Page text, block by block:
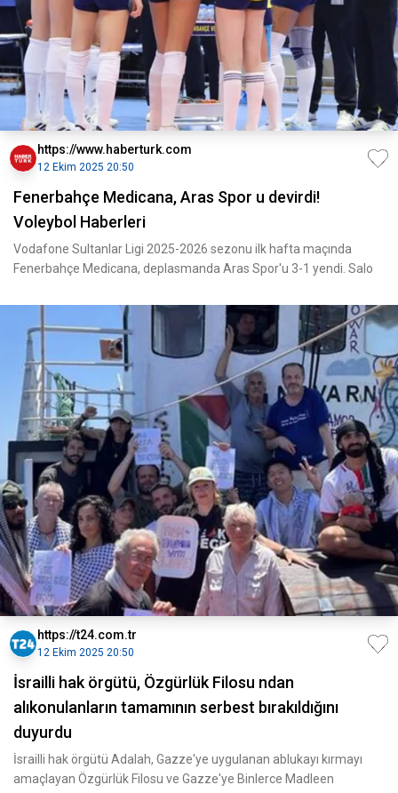
https://www.haberturk.com
12 Ekim 2025 20:50
Fenerbahçe Medicana, Aras Spor u devirdi!
Voleybol Haberleri
Vodafone Sultanlar Ligi 2025-2026 sezonu ilk hafta maçında
Fenerbahçe Medicana, deplasmanda Aras Spor'u 3-1 yendi. Salo
https://t24.com.tr
12 Ekim 2025 20:50
İsrailli hak örgütü, Özgürlük Filosu ndan
alıkonulanların tamamının serbest bırakıldığını
duyurdu
İsrailli hak örgütü Adalah, Gazze'ye uygulanan ablukayı kırmayı
amaçlayan Özgürlük Filosu ve Gazze'ye Binlerce Madleen